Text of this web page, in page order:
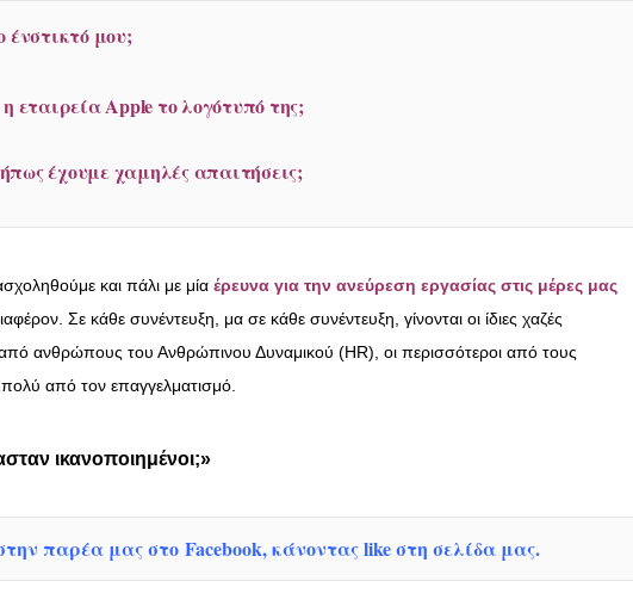
μου;
εταιρεία Apple το λογότυπό της;
έχουμε χαμηλές απαιτήσεις;
και πάλι με μία έρευνα για την ανεύρεση εργασίας στις μέρες μας
Σε κάθε συνέντευξη, μα σε κάθε συνέντευξη, γίνονται οι ίδιες χαζές
ανθρώπους του Ανθρώπινου Δυναμικού (HR), οι περισσότεροι από τους
από τον επαγγελματισμό.
ικανοποιημένοι;»
παρέα μας στο Facebook, κάνοντας like στη σελίδα μας.